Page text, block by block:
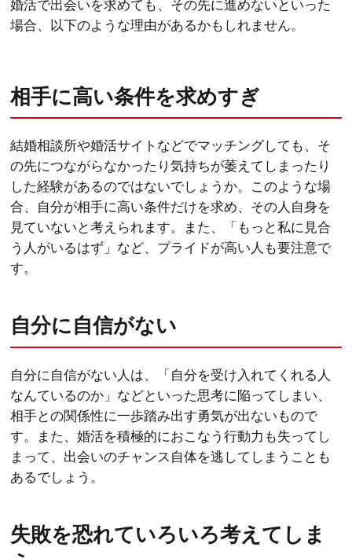
婚活で出会いを求めても、その先に進めないといった
場合、以下のような理由があるかもしれません。
相手に高い条件を求めすぎ
結婚相談所や婚活サイトなどでマッチングしても、そ
の先につながらなかったり気持ちが萎えてしまったり
した経験があるのではないでしょうか。このような場
合、自分が相手に高い条件だけを求め、その人自身を
見ていないと考えられます。また、「もっと私に見合
う人がいるはず」など、プライドが高い人も要注意で
す。
自分に自信がない
自分に自信がない人は、「自分を受け入れてくれる人
なんているのか」などといった思考に陥ってしまい、
相手との関係性に一歩踏み出す勇気が出ないもので
す。また、婚活を積極的におこなう行動力も失ってし
まって、出会いのチャンス自体を逃してしまうことも
あるでしょう。
失敗を恐れていろいろ考えてしま